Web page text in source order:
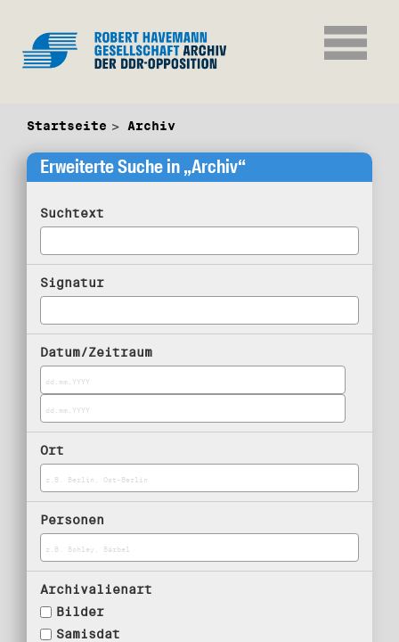
Startseite Archiv
Erweiterte Suche in „Archiv“
Suchtext
Signatur
Datum/Zeitraum
Ort
Personen
Archivalienart
Bilder
Samisdat